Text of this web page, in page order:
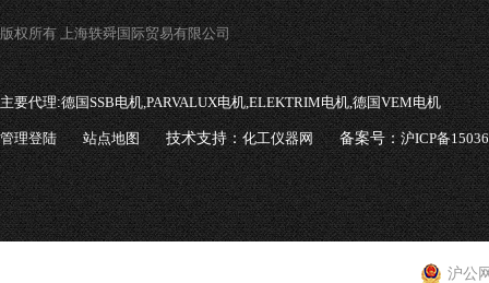
版权所有 上海轶舜国际贸易有限公司
主要代理:德国SSB电机,PARVALUX电机,ELEKTRIM电机,德国VEM电机
管理登陆 站点地图 技术支持：化工仪器网 备案号：沪ICP备
沪公